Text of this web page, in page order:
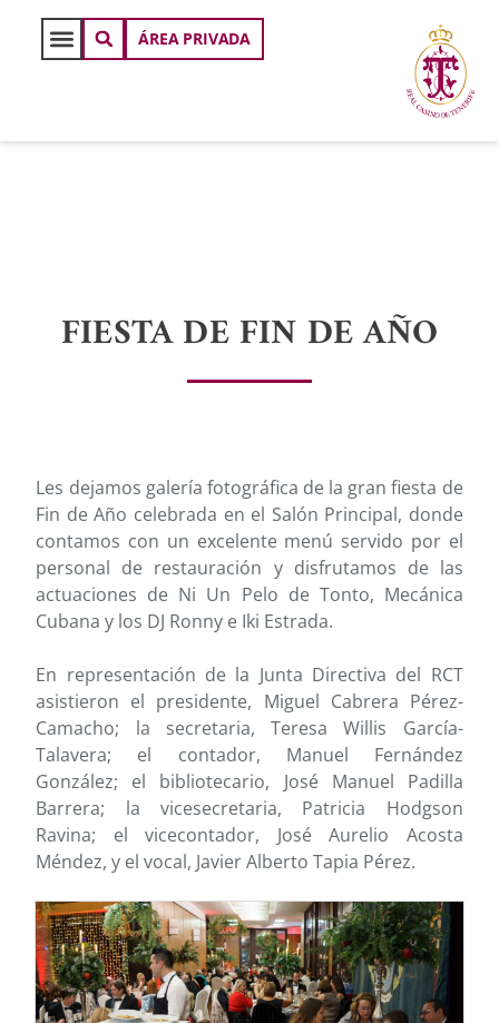
ÁREA PRIVADA
FIESTA DE FIN DE AÑO
Les dejamos galería fotográfica de la gran fiesta de
Fin de Año celebrada en el Salón Principal, donde
contamos con un excelente menú servido por el
personal de restauración y disfrutamos de las
actuaciones de Ni Un Pelo de Tonto, Mecánica
Cubana y los DJ Ronny e Iki Estrada.
En representación de la Junta Directiva del RCT
asistieron el presidente, Miguel Cabrera Pérez-
Camacho; la secretaria, Teresa Willis García-
Talavera; el contador, Manuel Fernández
González; el bibliotecario, José Manuel Padilla
Barrera; la vicesecretaria, Patricia Hodgson
Ravina; el vicecontador, José Aurelio Acosta
Méndez, y el vocal, Javier Alberto Tapia Pérez.